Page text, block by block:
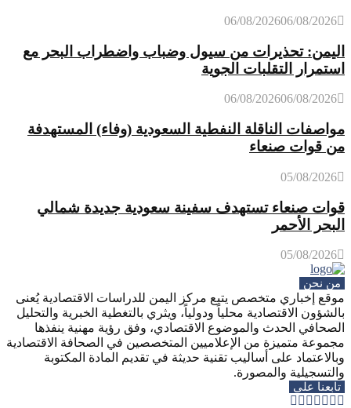
06/08/202606/08/2026
اليمن: تحذيرات من سيول وضباب واضطراب البحر مع
استمرار التقلبات الجوية
06/08/202606/08/2026
مواصفات الناقلة النفطية السعودية (وفاء) المستهدفة
من قوات صنعاء
05/08/2026
قوات صنعاء تستهدف سفينة سعودية جديدة شمالي
البحر الأحمر
05/08/2026
من نحن
موقع إخباري متخصص يتبع مركز اليمن للدراسات الاقتصادية يُعنى
بالشؤون الاقتصادية محلياً ودولياً، ويثري بالتغطية الخبرية والتحليل
الصحافي الحدث والموضوع الاقتصادي، وفق رؤية مهنية ينفذها
مجموعة متميزة من الإعلاميين المتخصصين في الصحافة الاقتصادية
وبالاعتماد على أساليب تقنية حديثة في تقديم المادة المكتوبة
والتسجيلية والمصورة.
تابعنا على
Facebook
Twitter
Instagram
Youtube
Rss
Telegram
Whatsapp